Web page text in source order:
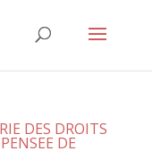
DES DROITS
DE